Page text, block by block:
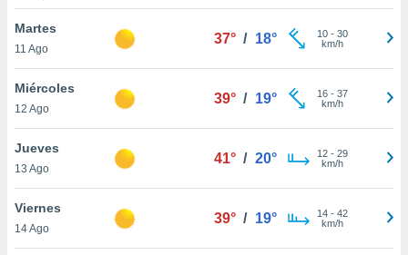
de
cookies
aceptar
Martes
11 Ago
37° / 18° 10- 30
km/h
Miércoles
12 Ago
39° / 19° 16- 37
km/h
Jueves
13 Ago
41° / 20° 12- 29
km/h
Viernes
14 Ago
39° / 19° 14- 42
km/h